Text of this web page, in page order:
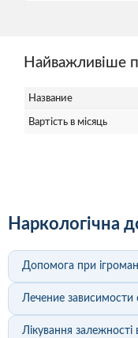
Найважливіше
Название
Вартість в місяць
Наркологічна
Допомога при
Лечение зависимости
Лікування